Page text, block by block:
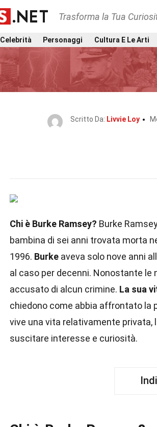
Trasforma la Tua
Celebrità Personaggi Cultura E Le Arti
Scritto Da: Livvie Loy
Chi è Burke Ramsey? Burke
bambina di sei anni trovata morta
1996. Burke aveva solo nove anni
al caso per decenni. Nonostante le
accusato di alcun crimine. La sua
chiedono come abbia affrontato la
vive una vita relativamente privata,
suscitare interesse e curiosità.